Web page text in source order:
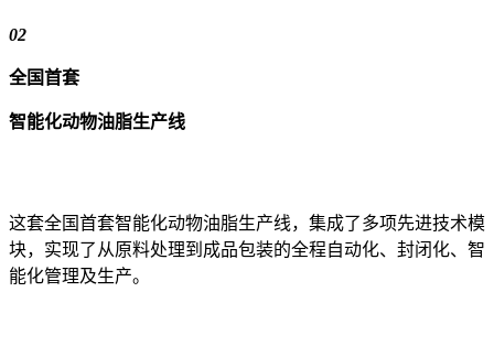
02
全国首套
智能化动物油脂生产线
这套全国首套智能化动物油脂生产线，集成了多项先进技术模
块，实现了从原料处理到成品包装的全程自动化、封闭化、智
能化管理及生产。